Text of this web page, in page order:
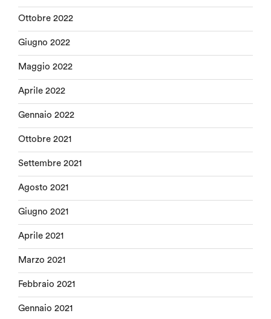
Ottobre 2022
Giugno 2022
Maggio 2022
Aprile 2022
Gennaio 2022
Ottobre 2021
Settembre 2021
Agosto 2021
Giugno 2021
Aprile 2021
Marzo 2021
Febbraio 2021
Gennaio 2021